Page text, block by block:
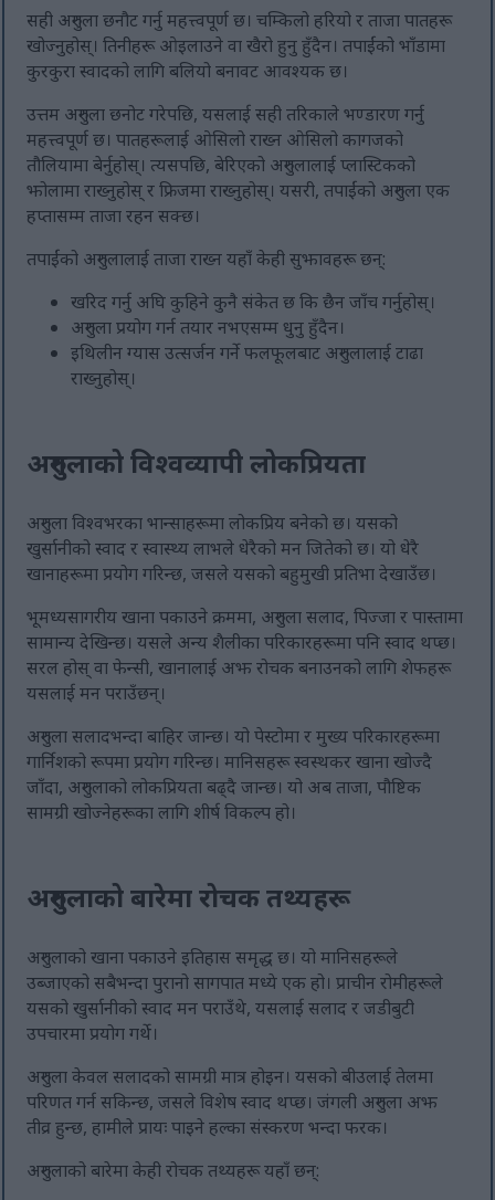
सही अरुगुला छनौट गर्नु महत्त्वपूर्ण छ। चम्किलो हरियो र ताजा पातहरू
खोज्नुहोस्। तिनीहरू ओइलाउने वा खैरो हुनु हुँदैन। तपाईंको भाँडामा
कुरकुरा स्वादको लागि बलियो बनावट आवश्यक छ।
उत्तम अरुगुला छनोट गरेपछि, यसलाई सही तरिकाले भण्डारण गर्नु
महत्त्वपूर्ण छ। पातहरूलाई ओसिलो राख्न ओसिलो कागजको
तौलियामा बेर्नुहोस्। त्यसपछि, बेरिएको अरुगुलालाई प्लास्टिकको
झोलामा राख्नुहोस् र फ्रिजमा राख्नुहोस्। यसरी, तपाईंको अरुगुला एक
हप्तासम्म ताजा रहन सक्छ।
तपाईंको अरुगुलालाई ताजा राख्न यहाँ केही सुझावहरू छन्:
खरिद गर्नु अघि कुहिने कुनै संकेत छ कि छैन जाँच गर्नुहोस्।
अरुगुला प्रयोग गर्न तयार नभएसम्म धुनु हुँदैन।
इथिलीन ग्यास उत्सर्जन गर्ने फलफूलबाट अरुगुलालाई टाढा
राख्नुहोस्।
अरुगुलाको विश्वव्यापी लोकप्रियता
अरुगुला विश्वभरका भान्साहरूमा लोकप्रिय बनेको छ। यसको
खुर्सानीको स्वाद र स्वास्थ्य लाभले धेरैको मन जितेको छ। यो धेरै
खानाहरूमा प्रयोग गरिन्छ, जसले यसको बहुमुखी प्रतिभा देखाउँछ।
भूमध्यसागरीय खाना पकाउने क्रममा, अरुगुला सलाद, पिज्जा र पास्तामा
सामान्य देखिन्छ। यसले अन्य शैलीका परिकारहरूमा पनि स्वाद थप्छ।
सरल होस् वा फेन्सी, खानालाई अझ रोचक बनाउनको लागि शेफहरू
यसलाई मन पराउँछन्।
अरुगुला सलादभन्दा बाहिर जान्छ। यो पेस्टोमा र मुख्य परिकारहरूमा
गार्निशको रूपमा प्रयोग गरिन्छ। मानिसहरू स्वस्थकर खाना खोज्दै
जाँदा, अरुगुलाको लोकप्रियता बढ्दै जान्छ। यो अब ताजा, पौष्टिक
सामग्री खोज्नेहरूका लागि शीर्ष विकल्प हो।
अरुगुलाको बारेमा रोचक तथ्यहरू
अरुगुलाको खाना पकाउने इतिहास समृद्ध छ। यो मानिसहरूले
उब्जाएको सबैभन्दा पुरानो सागपात मध्ये एक हो। प्राचीन रोमीहरूले
यसको खुर्सानीको स्वाद मन पराउँथे, यसलाई सलाद र जडीबुटी
उपचारमा प्रयोग गर्थे।
अरुगुला केवल सलादको सामग्री मात्र होइन। यसको बीउलाई तेलमा
परिणत गर्न सकिन्छ, जसले विशेष स्वाद थप्छ। जंगली अरुगुला अझ
तीव्र हुन्छ, हामीले प्रायः पाइने हल्का संस्करण भन्दा फरक।
अरुगुलाको बारेमा केही रोचक तथ्यहरू यहाँ छन्: